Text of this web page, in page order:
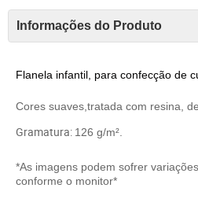
Informações do Produto
Flanela infantil, para confecção de
Cores suaves,tratada com resina,
Gramatura: 126 g/m².
*As imagens podem sofrer
conforme o monitor*